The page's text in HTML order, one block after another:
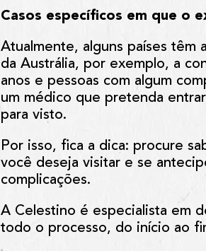
Casos específicos em que o
Atualmente, alguns países têm
da Austrália, por exemplo, a
anos e pessoas com algum
um médico que pretenda
para visto.
Por isso, fica a dica: procure
você deseja visitar e se
complicações.
A Celestino é especialista em
todo o processo, do início ao